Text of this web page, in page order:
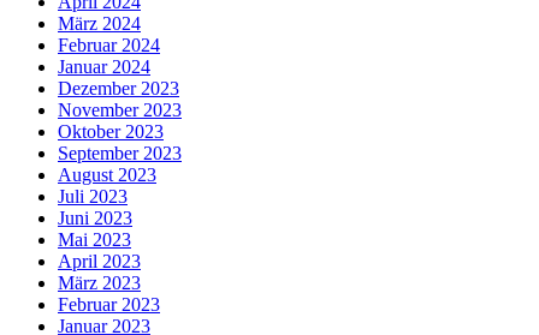
März 2024
Februar 2024
Januar 2024
Dezember 2023
November 2023
Oktober 2023
September 2023
August 2023
Juli 2023
Juni 2023
Mai 2023
April 2023
März 2023
Februar 2023
Januar 2023